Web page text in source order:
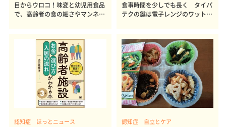
目からウロコ！味変と幼児用食品
で、高齢者の食の細さやマンネリ
食事時間を少しでも長く タイパ
テクの鍵は電子レンジのワット数
認知症 ほっとニュース 認知症 自立とケア